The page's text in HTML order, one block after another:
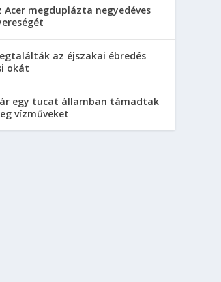
Acer megduplázta negyedéves
az éjszakai ébredés
okát
egy tucat államban támadtak
vízműveket